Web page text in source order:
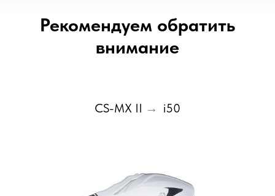
Рекомендуем обратить
внимание
CS-MX II → i50